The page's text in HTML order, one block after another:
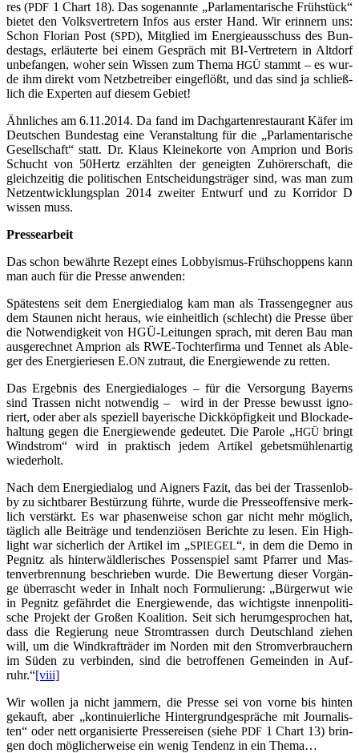
res (PDF 1 Chart 18). Das soge­nann­te „Par­la­men­ta­ri­sche Früh­stück“
bie­tet den Volks­ver­tre­tern Infos aus ers­ter Hand. Wir erin­nern uns:
Schon Flo­ri­an Post (SPD), Mit­glied im Ener­gie­aus­schuss des Bun­
des­tags, erläu­ter­te bei einem Gespräch mit BI-Ver­tre­tern in Alt­dorf
unbe­fan­gen, woher sein Wis­sen zum The­maHGÜ stammt – es wur­
de ihm direkt vom Netz­be­trei­ber ein­ge­flößt, und das sind ja schließ­
lich die Exper­ten auf die­sem Gebiet!
Ähn­li­ches am 6.11.2014. Da fand im Dach­gar­ten­re­stau­rant Käfer im
Deut­schen Bun­des­tag eine Ver­an­stal­tung für die „Par­la­men­ta­ri­sche
Gesell­schaft“ statt. Dr. Klaus Klei­ne­kor­te von Ampri­on und Boris
Schucht von 50Hertz erzähl­ten der geneig­ten Zuhö­rer­schaft, die
gleich­zei­tig die poli­ti­schen Ent­schei­dungs­trä­ger sind, was man zum
Netz­ent­wick­lungs­plan 2014 zwei­ter Ent­wurf und zu Kor­ri­dor D
wis­sen muss.
Pres­se­ar­beit
Das schon bewähr­te Rezept eines Lob­by­is­mus-Früh­schop­pens kann
man auch für die Pres­se anwenden:
Spä­tes­tens seit dem Ener­gie­dia­log kam man als Tras­sen­geg­ner aus
dem Stau­nen nicht her­aus, wie ein­heit­lich (schlecht) die Pres­se über
die Not­wen­dig­keit von HGÜ-Lei­tun­gen sprach, mit deren Bau man
aus­ge­rech­net Ampri­on als RWE-Toch­ter­fir­ma und Ten­net als Able­
ger des Ener­gie­rie­sen E.ON zutraut, die Ener­gie­wen­de zu retten.
Das Ergeb­nis des Ener­gie­dia­lo­ges – für die Ver­sor­gung Bay­erns
sind Tras­sen nicht not­wen­dig – wird in der Pres­se bewusst igno­
riert, oder aber als spe­zi­ell baye­ri­sche Dick­köp­fig­keit und Blo­cka­de­
hal­tung gegen die Ener­gie­wen­de gedeu­tet. Die Paro­le „HGÜbringt
Wind­strom“ wird in prak­tisch jedem Arti­kel gebets­müh­len­ar­tig
wiederholt.
Nach dem Ener­gie­dia­log und Aigners Fazit, das bei der Tras­sen­lob­
by zu sicht­ba­rer Bestür­zung führ­te, wur­de die Pres­se­of­fen­si­ve merk­
lich ver­stärkt. Es war pha­sen­wei­se schon gar nicht mehr mög­lich,
täg­lich alle Bei­trä­ge und ten­den­ziö­sen Berich­te zu lesen. Ein High­
light war sicher­lich der Arti­kel im „SPIEGEL“, in dem die Demo in
Peg­nitz als hin­ter­wäld­le­ri­sches Pos­sen­spiel samt Pfar­rer und Mas­
ten­ver­bren­nung beschrie­ben wur­de. Die Bewer­tung die­ser Vor­gän­
ge über­rascht weder in Inhalt noch For­mu­lie­rung: „Bür­ger­wut wie
in Peg­nitz gefähr­det die Ener­gie­wen­de, das wich­tigs­te innen­po­li­ti­
sche Pro­jekt der Gro­ßen Koali­ti­on. Seit sich her­um­ge­spro­chen hat,
dass die Regie­rung neue Strom­tras­sen durch Deutsch­land zie­hen
will, um die Wind­kraft­rä­der im Nor­den mit den Strom­ver­brau­chern
im Süden zu ver­bin­den, sind die betrof­fe­nen Gemein­den in Auf­
ruhr.“[viii]
Wir wol­len ja nicht jam­mern, die Pres­se sei von vor­ne bis hin­ten
gekauft, aber „kon­ti­nu­ier­li­che Hin­ter­grund­ge­sprä­che mit Jour­na­lis­
ten“ oder nett orga­ni­sier­te Pres­se­rei­sen (sie­he PDF1 Chart 13) brin­
gen doch mög­li­cher­wei­se ein wenig Ten­denz in ein Thema…